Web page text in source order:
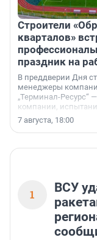
Строители
кварталов»
праздник на
В преддверии Дня
менеджеры
„Терминал-Ресурс“
компании,
осторожного
7 августа, 18:00
1
ВСУ